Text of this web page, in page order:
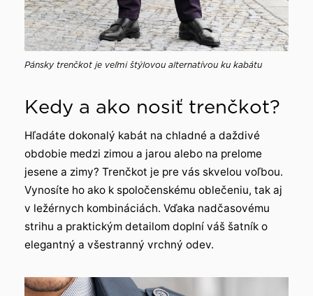
Pánsky trenčkot je veľmi štýlovou alternatívou ku kabátu
Kedy a ako nosiť trenčkot?
Hľadáte dokonalý kabát na chladné a daždivé
obdobie medzi zimou a jarou alebo na prelome
jesene a zimy? Trenčkot je pre vás skvelou voľbou.
Vynosíte ho ako k spoločenskému oblečeniu, tak aj
v ležérnych kombináciách. Vďaka nadčasovému
strihu a praktickým detailom doplní váš šatník o
elegantný a všestranný vrchný odev.